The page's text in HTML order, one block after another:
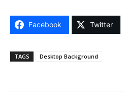
Facebook Twitter
TAGS Desktop Background